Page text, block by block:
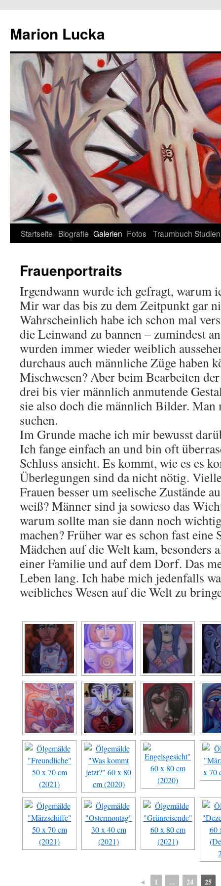
Marion Lucka
Zum
springen
Startseite Biografie Galerien Fotos Traumbuch Studien
Frauenportraits
Irgendwann wurde ich gefragt, warum
Mir war das bis zu dem Zeitpunkt gar
Wahrscheinlich habe ich schon mal
die Leinwand zu bannen – zumindest
wurden immer wieder weiblich
durchaus auch männliche Züge haben
Mischwesen? Aber beim Bearbeiten
drei bis vier männlich anmutende
sie also doch die männlich Bilder. Man
suchen.
Im Grunde mache ich mir bewusst
Ich fange einfach an und bin oft
Schluss ansieht. Es kommt, wie es es
Überlegungen sind da nicht nötig.
Frauen besser um seelische Zustände
weiß? Männer sind ja sowieso das
warum sollte man sie dann noch
machen? Früher war es schon fast eine
Mädchen auf die Welt kam, besonders
einer Familie und auf dem Dorf. Das
Leben lang. Ich habe mich jedenfalls
weibliches Wesen auf die Welt zu
◄ 1 ... 24 25